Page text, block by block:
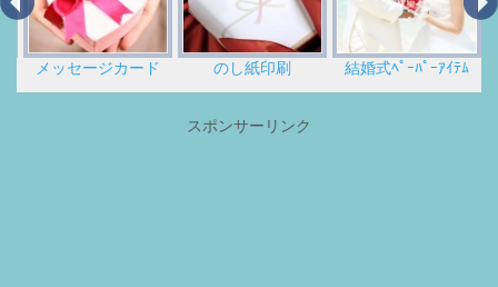
メッセージカード のし紙印刷 結婚式ﾍﾟｰﾊﾟｰｱｲﾃﾑ
スポンサーリンク